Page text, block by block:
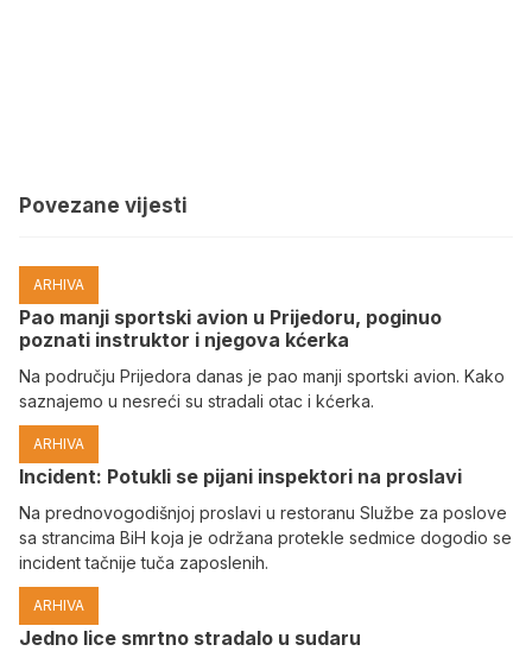
Povezane vijesti
ARHIVA
Pao manji sportski avion u Prijedoru, poginuo
poznati instruktor i njegova kćerka
Na području Prijedora danas je pao manji sportski avion. Kako
saznajemo u nesreći su stradali otac i kćerka.
ARHIVA
Incident: Potukli se pijani inspektori na proslavi
Na prednovogodišnjoj proslavi u restoranu Službe za poslove
sa strancima BiH koja je održana protekle sedmice dogodio se
incident tačnije tuča zaposlenih.
ARHIVA
Јedno lice smrtno stradalo u sudaru